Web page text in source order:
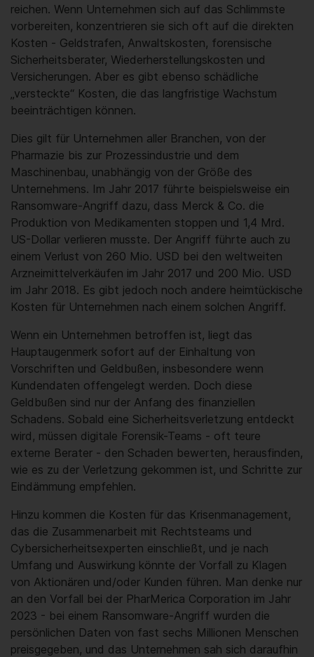
reichen. Wenn Unternehmen sich auf das Schlimmste
vorbereiten, konzentrieren sie sich oft auf die direkten
Kosten - Geldstrafen, Anwaltskosten, forensische
Sicherheitsberater, Wiederherstellungskosten und
Versicherungen. Aber es gibt ebenso schädliche
„versteckte“ Kosten, die das langfristige Wachstum
beeinträchtigen können.
Dies gilt für Unternehmen aller Branchen, von der
Pharmazie bis zur Prozessindustrie und dem
Maschinenbau, unabhängig von der Größe des
Unternehmens. Im Jahr 2017 führte beispielsweise ein
Ransomware-Angriff dazu, dass Merck & Co. die
Produktion von Medikamenten stoppen und 1,4 Mrd.
US-Dollar verlieren musste. Der Angriff führte auch zu
einem Verlust von 260 Mio. USD bei den weltweiten
Arzneimittelverkäufen im Jahr 2017 und 200 Mio. USD
im Jahr 2018. Es gibt jedoch noch andere heimtückische
Kosten für Unternehmen nach einem solchen Angriff.
Wenn ein Unternehmen betroffen ist, liegt das
Hauptaugenmerk sofort auf der Einhaltung von
Vorschriften und Geldbußen, insbesondere wenn
Kundendaten offengelegt werden. Doch diese
Geldbußen sind nur der Anfang des finanziellen
Schadens. Sobald eine Sicherheitsverletzung entdeckt
wird, müssen digitale Forensik-Teams - oft teure
externe Berater - den Schaden bewerten, herausfinden,
wie es zu der Verletzung gekommen ist, und Schritte zur
Eindämmung empfehlen.
Hinzu kommen die Kosten für das Krisenmanagement,
das die Zusammenarbeit mit Rechtsteams und
Cybersicherheitsexperten einschließt, und je nach
Umfang und Auswirkung könnte der Vorfall zu Klagen
von Aktionären und/oder Kunden führen. Man denke nur
an den Vorfall bei der PharMerica Corporation im Jahr
2023 - bei einem Ransomware-Angriff wurden die
persönlichen Daten von fast sechs Millionen Menschen
preisgegeben, und das Unternehmen sah sich daraufhin